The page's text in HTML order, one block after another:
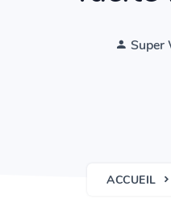
Super
ACCUEIL